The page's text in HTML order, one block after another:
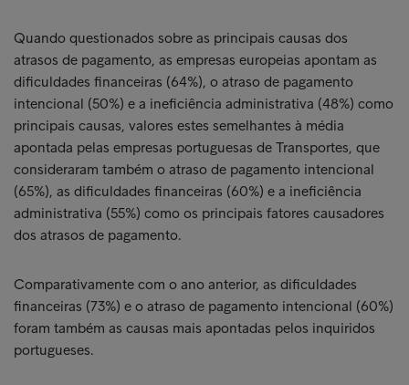
Quando questionados sobre as principais causas dos
atrasos de pagamento, as empresas europeias apontam as
dificuldades financeiras (64%), o atraso de pagamento
intencional (50%) e a ineficiência administrativa (48%) como
principais causas, valores estes semelhantes à média
apontada pelas empresas portuguesas de Transportes, que
consideraram também o atraso de pagamento intencional
(65%), as dificuldades financeiras (60%) e a ineficiência
administrativa (55%) como os principais fatores causadores
dos atrasos de pagamento.
Comparativamente com o ano anterior, as dificuldades
financeiras (73%) e o atraso de pagamento intencional (60%)
foram também as causas mais apontadas pelos inquiridos
portugueses.